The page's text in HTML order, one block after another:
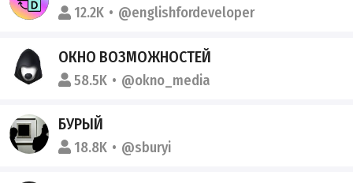
12.2K @englishfordeveloper
ОКНО ВОЗМОЖНОСТЕЙ
58.5K @okno_media
БУРЫЙ
18.8K @sburyi